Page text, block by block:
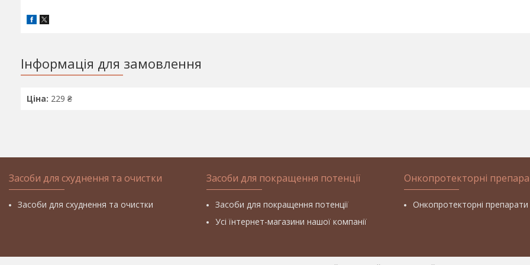
Інформація для замовлення
Ціна: 229 ₴
Засоби для схуднення та очистки
Засоби для схуднення та очистки
Засоби для покращення потенції
Засоби для покращення потенції
Усі їнтернет-магазини нашої компанії
Онкопротекторні
Онкопротекторні препарати